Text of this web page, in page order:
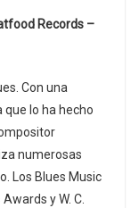
Records –
Con una
que lo ha hecho
numerosas
Los Blues Music
y W. C.